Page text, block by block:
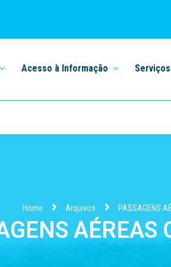
Acesso à Informação Serviços
Home Arquivos PASSAGENS
AÉREAS